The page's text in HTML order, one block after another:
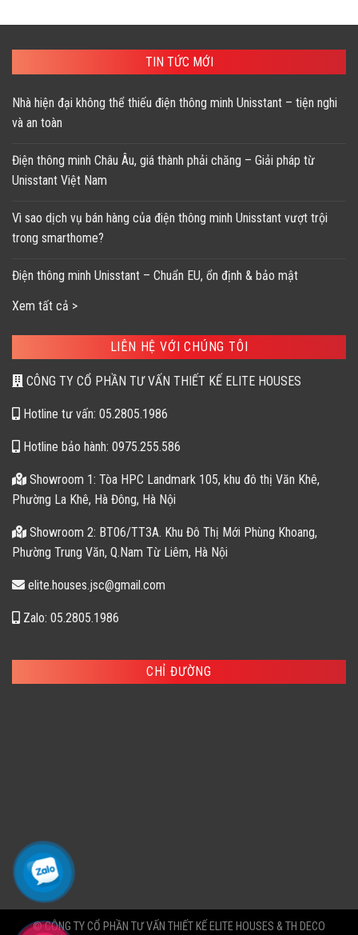
TIN TỨC MỚI
Nhà hiện đại không thể thiếu điện thông minh Unisstant – tiện nghi
và an toàn
Điện thông minh Châu Âu, giá thành phải chăng – Giải pháp từ
Unisstant Việt Nam
Vì sao dịch vụ bán hàng của điện thông minh Unisstant vượt trội
trong smarthome?
Điện thông minh Unisstant – Chuẩn EU, ổn định & bảo mật
Xem tất cả >
LIÊN HỆ VỚI CHÚNG TÔI
CÔNG TY CỔ PHẦN TƯ VẤN THIẾT KẾ ELITE HOUSES
Hotline tư vấn: 05.2805.1986
Hotline bảo hành: 0975.255.586
Showroom 1: Tòa HPC Landmark 105, khu đô thị Văn Khê,
Phường La Khê, Hà Đông, Hà Nội
Showroom 2: BT06/TT3A. Khu Đô Thị Mới Phùng Khoang,
Phường Trung Văn, Q.Nam Từ Liêm, Hà Nội
elite.houses.jsc@gmail.com
Zalo: 05.2805.1986
CHỈ ĐƯỜNG
© CÔNG TY CỔ PHẦN TƯ VẤN THIẾT KẾ ELITE HOUSES & TH DECO